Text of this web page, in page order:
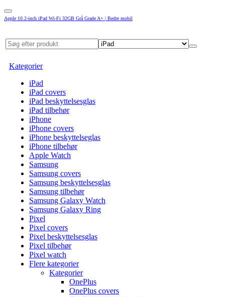
Apple 10.2-inch iPad Wi-Fi 32GB Grå Grade A+ | Bedre mobil
Kategorier
iPad
iPad covers
iPad beskyttelsesglas
iPad tilbehør
iPhone
iPhone covers
iPhone beskyttelseglas
iPhone tilbehør
Apple Watch
Samsung
Samsung covers
Samsung beskyttelsesglas
Samsung tilbehør
Samsung Galaxy Watch
Samsung Galaxy Ring
Pixel
Pixel covers
Pixel beskyttelsesglas
Pixel tilbehør
Pixel watch
Flere kategorier
Kategorier
OnePlus
OnePlus covers